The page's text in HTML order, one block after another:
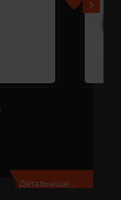
Детальніше...